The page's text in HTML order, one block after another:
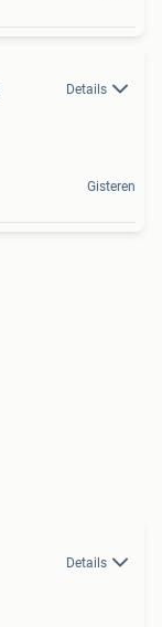
Details
Gisteren
Details